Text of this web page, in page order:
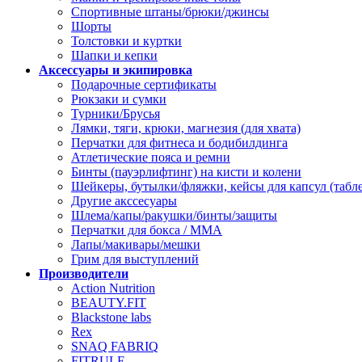
Спортивные штаны/брюки/джинсы
Шорты
Толстовки и куртки
Шапки и кепки
Аксессуары и экипировка
Подарочные сертификаты
Рюкзаки и сумки
Турники/Брусья
Лямки, тяги, крюки, магнезия (для хвата)
Перчатки для фитнеса и бодибилдинга
Атлетические пояса и ремни
Бинты (пауэрлифтинг) на кисти и колени
Шейкеры, бутылки/фляжки, кейсы для капсул
Другие акссесуары
Шлема/капы/ракушки/бинты/защиты
Перчатки для бокса / ММА
Лапы/макивары/мешки
Грим для выступлений
Производители
Action Nutrition
BEAUTY.FIT
Blackstone labs
Rex
SNAQ FABRIQ